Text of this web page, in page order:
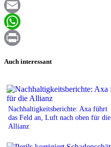
Facebook
Email
WhatsApp
Auch interessant
Nachhaltigkeitsberichte: Axa führt
das Feld an, Luft nach oben für die
Allianz